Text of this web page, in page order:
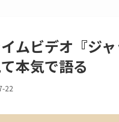
ムビデオ『ジ
本気で語る
22